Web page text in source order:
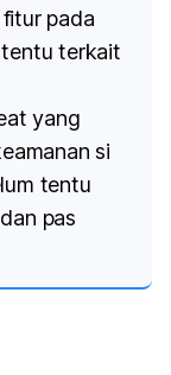
pada
terkait
yang
si
tentu
pas